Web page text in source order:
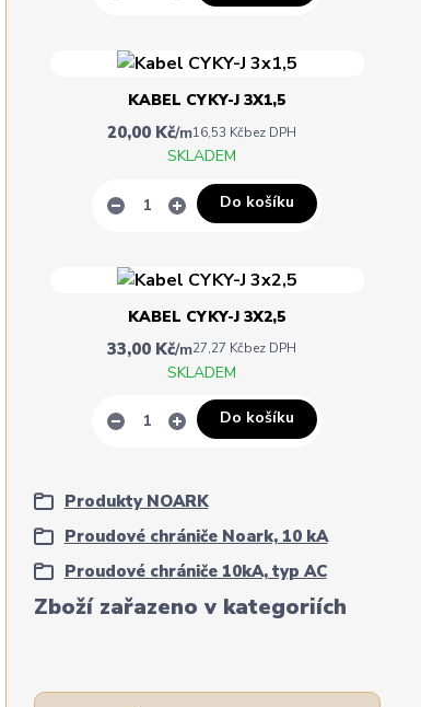
Zboží zařazeno v kategoriích
Produkty NOARK
Proudové chrániče Noark, 10 kA
Proudové chrániče 10kA, typ AC
KABEL CYKY-J 3X1,5
20,00 Kč/m16,53 Kčbez DPH
SKLADEM
Do košíku
KABEL CYKY-J 3X2,5
33,00 Kč/m27,27 Kčbez DPH
SKLADEM
Do košíku